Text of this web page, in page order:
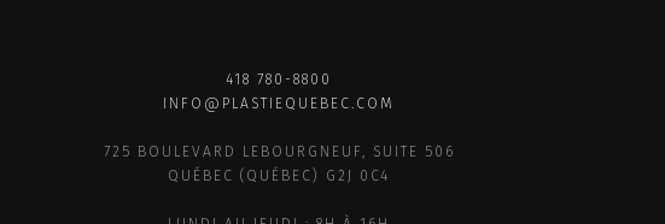
418 780-8800
INFO@PLASTIEQUEBEC.COM
725 BOULEVARD LEBOURGNEUF, SUITE 506
QUÉBEC (QUÉBEC) G2J 0C4